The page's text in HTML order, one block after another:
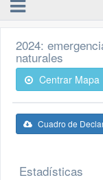
2024:
naturales
Centrar Mapa
Cuadro de
Estadísticas